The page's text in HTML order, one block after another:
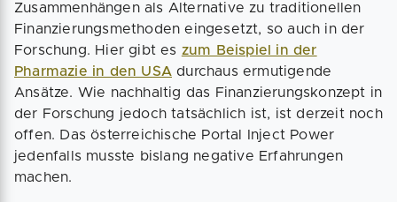
Zusammenhängen als Alternative zu traditionellen
Finanzierungsmethoden eingesetzt, so auch in der
Forschung. Hier gibt es zum Beispiel in der
Pharmazie in den USA durchaus ermutigende
Ansätze. Wie nachhaltig das Finanzierungskonzept in
der Forschung jedoch tatsächlich ist, ist derzeit noch
offen. Das österreichische Portal Inject Power
jedenfalls musste bislang negative Erfahrungen
machen.